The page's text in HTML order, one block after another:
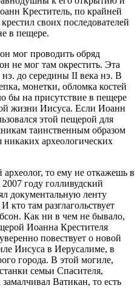
Креститель, по крайней
своих последователей
в пещере.
мог проводить обряд
не мог там окрестить. Эта
до середины II века нэ. В
монетки, обломка костей
бы на присутствие в пещере
жизни Иисуса. Если Иоанн
этой пещерой для
таинственным образом
никаких археологических
то ему не откажешь в
году голливудский
документальную ленту
кто там разглагольствует
Как ни в чем не бывало,
Иоанна Крестителя
повествует о новой
Иисуса в Иерусалиме, в
города. В этой могиле,
семьи Спасителя,
Ватикан, то есть